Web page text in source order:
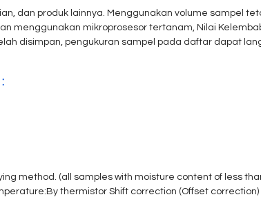
dan produk lainnya. Menggunakan volume sampel
menggunakan mikroprosesor tertanam, Nilai
disimpan, pengukuran sampel pada daftar dapat
method. (all samples with moisture content of less
thermistor Shift correction (Offset correction)